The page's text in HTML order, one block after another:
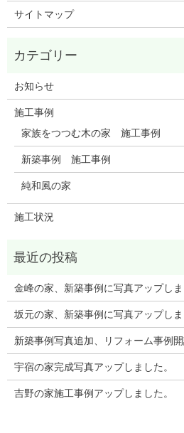
サイトマップ
お知らせ
施工事例
家族をつつむ木の家 施工事例
新築事例 施工事例
純和風の家
施工状況
金峰の家、新築事例に写真アップしま
坂元の家、新築事例に写真アップしま
新築事例写真追加、リフォーム事例開
宇宿の家完成写真アップしました。
吉野の家施工事例アップしました。